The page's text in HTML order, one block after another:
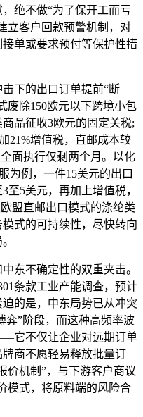
绝不做“为了保开工而亏
立客户回款预警机制，对
单或要求预付等保护性措
下的出口订单提前“断
废除150欧元以下跨境小包
品征收3欧元的固定关税;
21%增值税，直邮成本较
面执行仅剩两个月。以化
为例，一件15美元的出口
至5美元，再加上增值税，
盟直邮出口模式的涤纶类
式的可持续性，尽快转向
不确定性的双重夹击。
条款工业产能调查，预计
的是，中东局势已从冲突
弈”阶段，而这种高频率波
它不仅让企业对远期订单
商不愿轻易释放批量订
价机制”，与下游客户商议
模式，将原料端的风险合